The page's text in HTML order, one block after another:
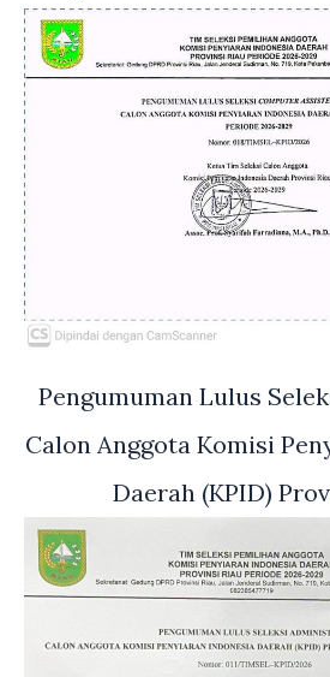
Pengumuman Lulus
Calon Anggota Komisi
Daerah (KPID)